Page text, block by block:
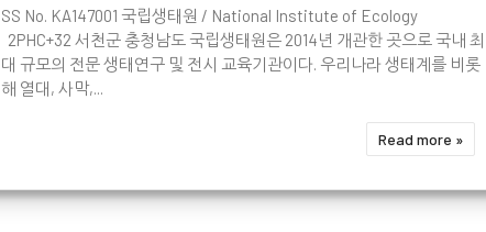

SS No. KA147001 국립생태원 / National Institute of Ecology
2PHC+32 서천군 충청남도 국립생태원은 2014년 개관한 곳으로 국내 최
대 규모의 전문 생태연구 및 전시 교육기관이다. 우리나라 생태계를 비롯
해 열대, 사막,...
Read more »